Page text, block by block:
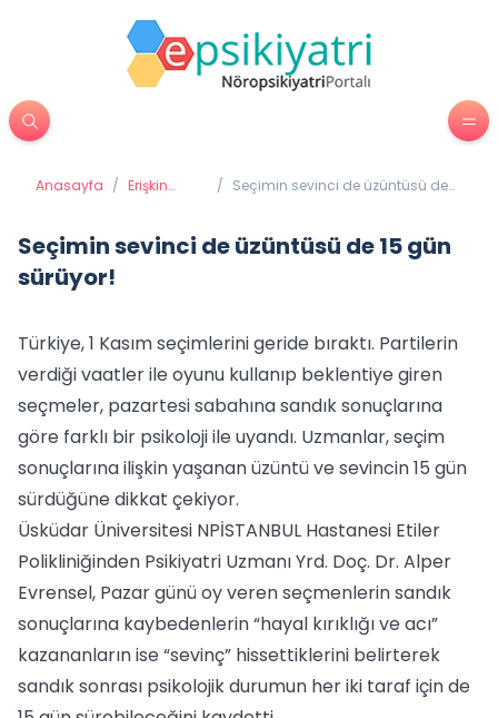
Anasayfa / Erişkin
/ Seçimin sevinci de üzüntüsü de
Seçimin sevinci de üzüntüsü de 15 gün
sürüyor!
Türkiye, 1 Kasım seçimlerini geride bıraktı. Partilerin
verdiği vaatler ile oyunu kullanıp beklentiye giren
seçmeler, pazartesi sabahına sandık sonuçlarına
göre farklı bir psikoloji ile uyandı. Uzmanlar, seçim
sonuçlarına ilişkin yaşanan üzüntü ve sevincin 15 gün
sürdüğüne dikkat çekiyor.
Üsküdar Üniversitesi NPİSTANBUL Hastanesi Etiler
Polikliniğinden Psikiyatri Uzmanı Yrd. Doç. Dr. Alper
Evrensel, Pazar günü oy veren seçmenlerin sandık
sonuçlarına kaybedenlerin “hayal kırıklığı ve acı”
kazananların ise “sevinç” hissettiklerini belirterek
sandık sonrası psikolojik durumun her iki taraf için de